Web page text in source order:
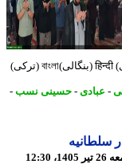
فارسی English العربیه اردو (فرانسوی) Francais (هندی) हिन्दी (بنگالی)বাংলা (ترکی)
-حسینی نسب-